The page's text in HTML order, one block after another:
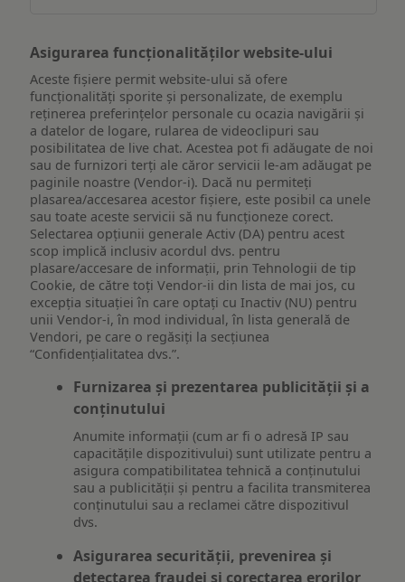
Asigurarea funcționalităților website-ului
Aceste fișiere permit website-ului să ofere
funcționalități sporite și personalizate, de exemplu
reţinerea preferinţelor personale cu ocazia navigării și
a datelor de logare, rularea de videoclipuri sau
posibilitatea de live chat. Acestea pot fi adăugate de noi
sau de furnizori terți ale căror servicii le-am adăugat pe
paginile noastre (Vendor-i). Dacă nu permiteți
plasarea/accesarea acestor fișiere, este posibil ca unele
sau toate aceste servicii să nu funcționeze corect.
Selectarea opțiunii generale Activ (DA) pentru acest
scop implică inclusiv acordul dvs. pentru
plasare/accesare de informații, prin Tehnologii de tip
Cookie, de către toți Vendor-ii din lista de mai jos, cu
excepția situației în care optați cu Inactiv (NU) pentru
unii Vendor-i, în mod individual, în lista generală de
Vendori, pe care o regăsiți la secțiunea
“Confidențialitatea dvs.”.
Furnizarea și prezentarea publicității și a
conținutului
Anumite informații (cum ar fi o adresă IP sau
capacitățile dispozitivului) sunt utilizate pentru a
asigura compatibilitatea tehnică a conținutului
sau a publicității și pentru a facilita transmiterea
conținutului sau a reclamei către dispozitivul
dvs.
Asigurarea securității, prevenirea și
detectarea fraudei și corectarea erorilor